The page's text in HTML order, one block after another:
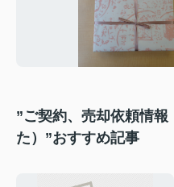
”ご契約、売却依頼情
た）”おすすめ記事